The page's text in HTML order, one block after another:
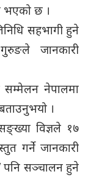
भएको छ ।
सहभागी हुने
गुरुङले जानकारी
सम्मेलन नेपालमा
।
विज्ञले १७
गर्ने जानकारी
पनि सञ्चालन हुने